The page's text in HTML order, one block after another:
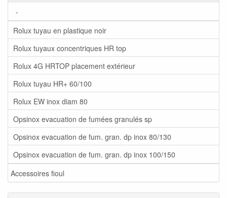
-
Rolux tuyau en plastique noir
Rolux tuyaux concentriques HR top
Rolux 4G HRTOP placement extérieur
Rolux tuyau HR+ 60/100
Rolux EW inox diam 80
Opsinox evacuation de fumées granulés sp
Opsinox evacuation de fum. gran. dp inox 80/130
Opsinox evacuation de fum. gran. dp inox 100/150
Accessoires fioul